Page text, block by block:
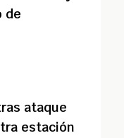
de
ataque
estación